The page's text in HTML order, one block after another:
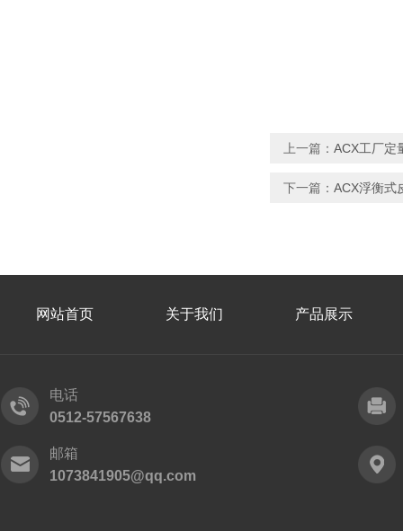
上一篇： ACX工厂定
下一篇： ACX浮衡式
网站首页 关于我们 产品展示
电话
0512-57567638
邮箱
1073841905@qq.com